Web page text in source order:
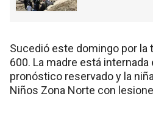
Sucedió este domingo por la
600. La madre está internada
pronóstico reservado y la
Niños Zona Norte con